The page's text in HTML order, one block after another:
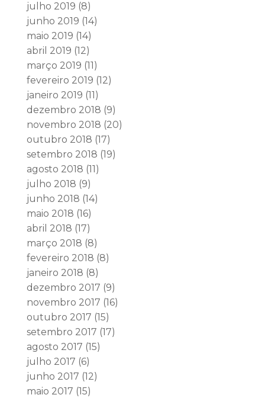
julho 2019 (8)
junho 2019 (14)
maio 2019 (14)
abril 2019 (12)
março 2019 (11)
fevereiro 2019 (12)
janeiro 2019 (11)
dezembro 2018 (9)
novembro 2018 (20)
outubro 2018 (17)
setembro 2018 (19)
agosto 2018 (11)
julho 2018 (9)
junho 2018 (14)
maio 2018 (16)
abril 2018 (17)
março 2018 (8)
fevereiro 2018 (8)
janeiro 2018 (8)
dezembro 2017 (9)
novembro 2017 (16)
outubro 2017 (15)
setembro 2017 (17)
agosto 2017 (15)
julho 2017 (6)
junho 2017 (12)
maio 2017 (15)